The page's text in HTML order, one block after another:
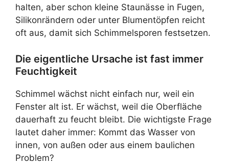
halten, aber schon kleine Staunässe in Fugen,
Silikonrändern oder unter Blumentöpfen reicht
oft aus, damit sich Schimmelsporen festsetzen.
Die eigentliche Ursache ist fast immer
Feuchtigkeit
Schimmel wächst nicht einfach nur, weil ein
Fenster alt ist. Er wächst, weil die Oberfläche
dauerhaft zu feucht bleibt. Die wichtigste Frage
lautet daher immer: Kommt das Wasser von
innen, von außen oder aus einem baulichen
Problem?